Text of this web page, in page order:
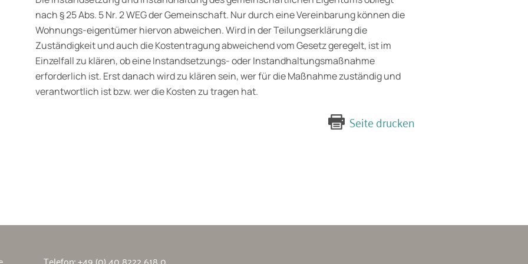
nach § 25 Abs. 5 Nr. 2 WEG der Gemeinschaft. Nur durch eine Vereinbarung können die
Wohnungs-eigentümer hiervon abweichen. Wird in der Teilungserklärung die
Zuständigkeit und auch die Kostentragung abweichend vom Gesetz geregelt, ist im
Einzelfall zu klären, ob eine Instandsetzungs- oder Instandhaltungsmaßnahme
erforderlich ist. Erst danach wird zu klären sein, wer für die Maßnahme zuständig und
verantwortlich ist bzw. wer die Kosten zu tragen hat.
Seite drucken